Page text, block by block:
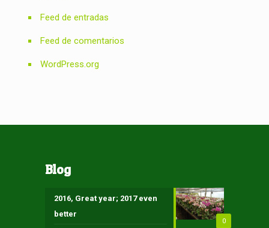
Feed de entradas
Feed de comentarios
WordPress.org
Blog
0
2016, Great year; 2017 even
better